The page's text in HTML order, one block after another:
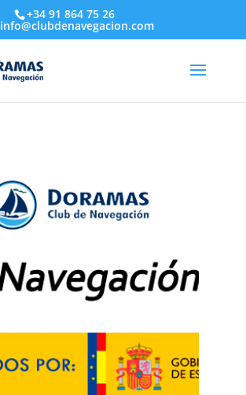
+34 91 864 75 26
info@clubdenavegacion.com